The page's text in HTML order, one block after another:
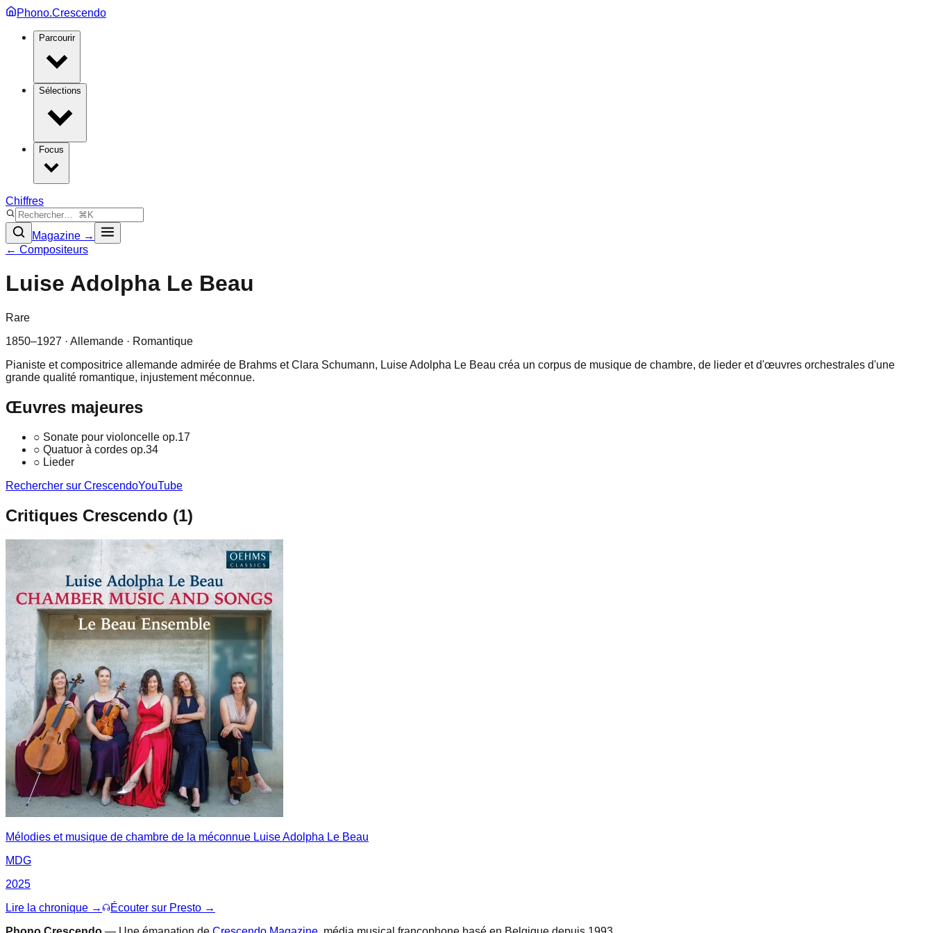
Phono.Crescendo
Parcourir
Sélections
Focus
Chiffres
Magazine →
← Compositeurs
Luise Adolpha Le Beau
Rare
1850–1927 · Allemande · Romantique
Pianiste et compositrice allemande admirée de Brahms et Clara Schumann, Luise Adolpha Le Beau créa un corpus de musique de chambre, de lieder et d'œuvres orchestrales d'une
grande qualité romantique, injustement méconnue.
Œuvres majeures
○ Sonate pour violoncelle op.17
○ Quatuor à cordes op.34
○ Lieder
Rechercher sur CrescendoYouTube
Critiques Crescendo (1)
Mélodies et musique de chambre de la méconnue Luise Adolpha Le Beau
MDG
2025
Lire la chronique →
Écouter sur Presto →